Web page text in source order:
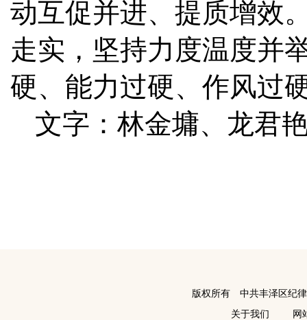
动互促并进、提质增效
走实，坚持力度温度并
硬、能力过硬、作风过
文字：林金墉、龙君
版权所有 中共丰泽区纪
关于我们
网